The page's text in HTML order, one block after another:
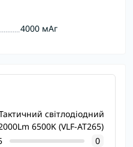
4000 мАг
світлодіодний
6500K (VLF-AT265)
0